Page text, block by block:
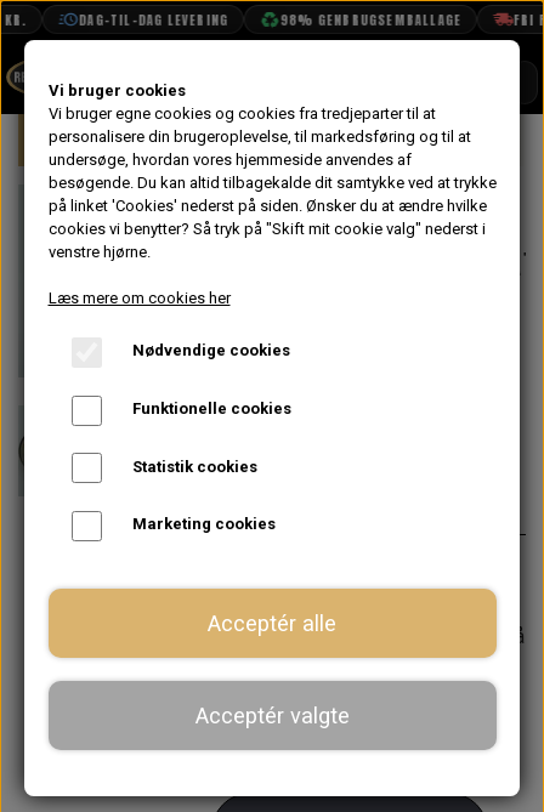
DAG-TIL-DAG LEVERING 98% GENBRUGSEMBALLAGE FRI
BOOK TID
PROJEKTER
TEKNISK DATA
VANDPOLERING
Forside Mini Elektrisk System Generator
På lager
Remskive til
Dynamo/
Automatic 3.1" -
Original Leyland
NOS
240,00 kr.
Forventet leveringstid:
Varen er på
lager. 1-2 dages leveringstid
−
Vi bruger cookies
Vi bruger egne cookies og cookies fra tredjeparter til at
personalisere din brugeroplevelse, til markedsføring og til at
undersøge, hvordan vores hjemmeside anvendes af
besøgende. Du kan altid tilbagekalde dit samtykke ved at trykke
på linket 'Cookies' nederst på siden. Ønsker du at ændre hvilke
cookies vi benytter? Så tryk på "Skift mit cookie valg" nederst i
venstre hjørne.
Læs mere om cookies her
Nødvendige cookies
Funktionelle cookies
Statistik cookies
Marketing cookies
Acceptér alle
Acceptér valgte